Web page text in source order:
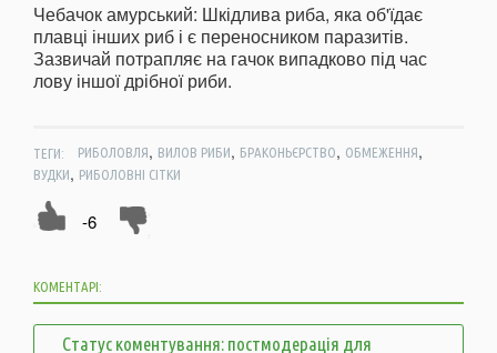
Чебачок амурський: Шкідлива риба, яка об'їдає
плавці інших риб і є переносником паразитів.
Зазвичай потрапляє на гачок випадково під час
лову іншої дрібної риби.
ТЕГИ: РИБОЛОВЛЯ, ВИЛОВ РИБИ, БРАКОНЬЄРСТВО, ОБМЕЖЕННЯ,
ВУДКИ, РИБОЛОВНІ СІТКИ
-6
КОМЕНТАРІ:
Статус коментування: постмодерація для